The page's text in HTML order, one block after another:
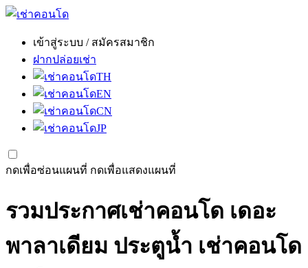
เข้าสู่ระบบ / สมัครสมาชิก
ฝากปล่อยเช่า
TH
EN
CN
JP
กดเพื่อซ่อนแผนที่ กดเพื่อแสดงแผนที่
รวมประกาศเช่าคอนโด เดอะ
พาลาเดียม ประตูน้ำ เช่าคอนโด